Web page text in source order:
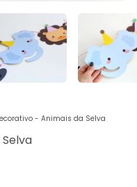
- Animais da Selva